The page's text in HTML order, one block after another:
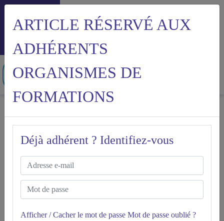
Accord du 12 juin 2020 relatif à l'intéressement
ARTICLE RÉSERVÉ AUX
ADHÉRENTS
ORGANISMES DE
FORMATIONS
Déjà adhérent ? Identifiez-vous
Afficher / Cacher le mot de passe Mot de passe oublié ?
ACCORD DU 12 JUIN 2020
RELATIF À
L'INTÉRESSEMENT
OF
Version à jour du 09.03.2021
Date de vérification : 25.11.2021